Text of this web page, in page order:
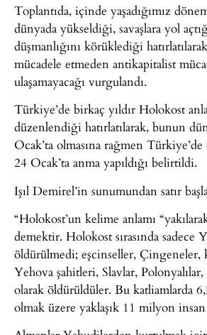
Toplantıda, içinde yaşadığımız
dünyada yükseldiği, savaşlara yol
düşmanlığını körüklediği
mücadele etmeden antikapitalist
ulaşamayacağı vurgulandı.
Türkiye’de birkaç yıldır Holokost
düzenlendiği hatırlatılarak, bunun
Ocak’ta olmasına rağmen
24 Ocak’ta anma yapıldığı belirtildi.
Işıl Demirel’in sunumundan satır
“Holokost’un kelime anlamı
demektir. Holokost sırasında sadece
öldürülmedi; eşcinseller, Çingeneler,
Yehova şahitleri, Slavlar,
olarak öldürüldüler. Bu katliamlarda
olmak üzere yaklaşık 11 milyon